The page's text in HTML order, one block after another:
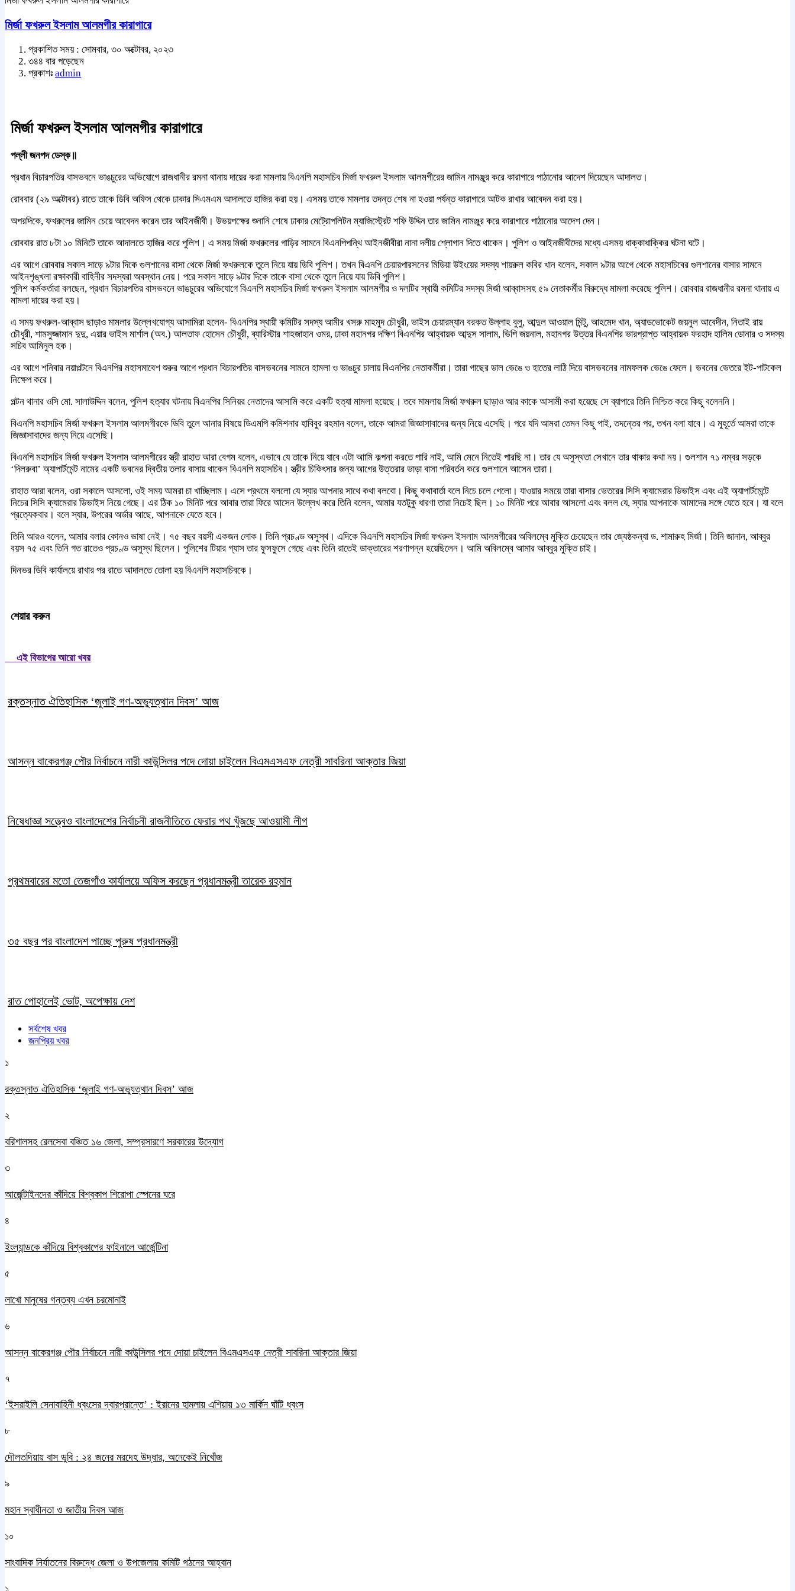
মির্জা ফখরুল ইসলাম আলমগীর কারাগারে
প্রকাশিত সময় : সোমবার, ৩০ অক্টোবর, ২০২৩
৩৪৪ বার পড়েছেন
প্রকাশঃ admin
মির্জা ফখরুল ইসলাম আলমগীর কারাগারে
পল্লী জনপদ ডেস্ক॥
প্রধান বিচারপতির বাসভবনে ভাঙচুরের অভিযোগে রাজধানীর রমনা থানায় দায়ের করা মামলায় বিএনপি মহাসচিব মির্জা ফখরুল ইসলাম আলমগীরের জামিন নামঞ্জুর করে কারাগারে পাঠানোর আদেশ দিয়েছেন আদালত।
রোববার (২৯ অক্টোবর) রাতে তাকে ডিবি অফিস থেকে ঢাকার সিএমএম আদালতে হাজির করা হয়। এসময় তাকে মামলার তদন্ত শেষ না হওয়া পর্যন্ত কারাগারে আটক রাখার আবেদন করা হয়।
অপরদিকে, ফখরুলের জামিন চেয়ে আবেদন করেন তার আইনজীবী। উভয়পক্ষের শুনানি শেষে ঢাকার মেট্রোপলিটন ম্যাজিস্ট্রেট শফি উদ্দিন তার জামিন নামঞ্জুর করে কারাগারে পাঠানোর আদেশ দেন।
রোববার রাত ৮টা ১০ মিনিটে তাকে আদালতে হাজির করে পুলিশ। এ সময় মির্জা ফখরুলের গাড়ির সামনে বিএনপিপন্থি আইনজীবীরা নানা দলীয় শ্লোগান দিতে থাকেন। পুলিশ ও আইনজীবীদের মধ্যে এসময় ধাক্কাধাক্কির ঘটনা ঘটে।
এর আগে রোববার সকাল সাড়ে ৯টার দিকে গুলশানের বাসা থেকে মির্জা ফখরুলকে তুলে নিয়ে যায় ডিবি পুলিশ। তখন বিএনপি চেয়ারপারসনের মিডিয়া উইংয়ের সদস্য শায়রুল কবির খান বলেন, সকাল ৯টার আগে থেকে মহাসচিবের গুলশানের বাসার সামনে
আইনশৃঙ্খলা রক্ষাকারী বাহিনীর সদস্যরা অবস্থান নেয়। পরে সকাল সাড়ে ৯টার দিকে তাকে বাসা থেকে তুলে নিয়ে যায় ডিবি পুলিশ।
পুলিশ কর্মকর্তারা বলছেন, প্রধান বিচারপতির বাসভবনে ভাঙচুরের অভিযোগে বিএনপি মহাসচিব মির্জা ফখরুল ইসলাম আলমগীর ও দলটির স্থায়ী কমিটির সদস্য মির্জা আব্বাসসহ ৫৯ নেতাকর্মীর বিরুদ্ধে মামলা করেছে পুলিশ। রোববার রাজধানীর রমনা থানায় এ
মামলা দায়ের করা হয়।
এ সময় ফখরুল-আব্বাস ছাড়াও মামলার উল্লেখযোগ্য আসামিরা হলেন- বিএনপির স্থায়ী কমিটির সদস্য আমীর খসরু মাহমুদ চৌধুরী, ভাইস চেয়ারম্যান বরকত উল্লাহ বুলু, আব্দুল আওয়াল মিন্টু, আহমেদ খান, অ্যাডভোকেট জয়নুল আবেদীন, নিতাই রায়
চৌধুরী, শামসুজ্জামান দুদু, এয়ার ভাইস মার্শাল (অব.) আলতাফ হোসেন চৌধুরী, ব্যারিস্টার শাহজাহান ওমর, ঢাকা মহানগর দক্ষিণ বিএনপির আহ্বায়ক আব্দুস সালাম, ভিপি জয়নাল, মহানগর উত্তর বিএনপির ভারপ্রাপ্ত আহ্বায়ক ফরহাদ হালিম ডোনার ও সদস্য
সচিব আমিনুল হক।
এর আগে শনিবার নয়াপল্টনে বিএনপির মহাসমাবেশ শুরুর আগে প্রধান বিচারপতির বাসভবনের সামনে হামলা ও ভাঙচুর চালায় বিএনপির নেতাকর্মীরা। তারা গাছের ডাল ভেঙে ও হাতের লাঠি দিয়ে বাসভবনের নামফলক ভেঙে ফেলে। ভবনের ভেতরে ইট-পাটকেল
নিক্ষেপ করে।
পল্টন থানার ওসি মো. সালাউদ্দিন বলেন, পুলিশ হত্যার ঘটনায় বিএনপির সিনিয়র নেতাদের আসামি করে একটি হত্যা মামলা হয়েছে। তবে মামলায় মির্জা ফখরুল ছাড়াও আর কাকে আসামী করা হয়েছে সে ব্যাপারে তিনি নিশ্চিত করে কিছু বলেননি।
বিএনপি মহাসচিব মির্জা ফখরুল ইসলাম আলমগীরকে ডিবি তুলে আনার বিষয়ে ডিএমপি কমিশনার হাবিবুর রহমান বলেন, তাকে আমরা জিজ্ঞাসাবাদের জন্য নিয়ে এসেছি। পরে যদি আমরা তেমন কিছু পাই, তদন্তের পর, তখন বলা যাবে। এ মুহূর্তে আমরা তাকে
জিজ্ঞাসাবাদের জন্য নিয়ে এসেছি।
বিএনপি মহাসচিব মির্জা ফখরুল ইসলাম আলমগীরের স্ত্রী রাহাত আরা বেগম বলেন, এভাবে যে তাকে নিয়ে যাবে এটা আামি কল্পনা করতে পারি নাই, আমি মেনে নিতেই পারছি না। তার যে অসুস্থতা সেখানে তার থাকার কথা নয়। গুলশান ৭১ নম্বর সড়কে
‘দিলরুবা’ অ্যাপার্টমেন্ট নামের একটি ভবনের দ্বিতীয় তলার বাসায় থাকেন বিএনপি মহাসচিব। স্ত্রীর চিকিৎসার জন্য আগের উত্তরার ভাড়া বাসা পরিবর্তন করে গুলশানে আসেন তারা।
রাহাত আরা বলেন, ওরা সকালে আসলো, ওই সময় আমরা চা খাচ্ছিলাম। এসে প্রথমে বললো যে স্যার আপনার সাথে কথা বলবো। কিছু কথাবার্তা বলে নিচে চলে গেলো। যাওয়ার সময়ে তারা বাসার ভেতরের সিসি ক্যামেরার ডিভাইস এবং এই অ্যাপার্টমেন্টে
নিচের সিসি ক্যামেরার ডিভাইস নিয়ে গেছে। এর ঠিক ১০ মিনিট পরে আবার তারা ফিরে আসেন উল্লেখ করে তিনি বলেন, আমার যতটুকু ধারণা তারা নিচেই ছিল। ১০ মিনিট পরে আবার আসলো এবং বলল যে, স্যার আপনাকে আমাদের সঙ্গে যেতে হবে। যা বলে
প্রত্যেকবার। বলে স্যার, উপরের অর্ডার আছে, আপনাকে যেতে হবে।
তিনি আরও বলেন, আমার বলার কোনও ভাষা নেই। ৭৫ বছর বয়সী একজন লোক। তিনি প্রচণ্ড অসুস্থ। এদিকে বিএনপি মহাসচিব মির্জা ফখরুল ইসলাম আলমগীরের অবিলম্বে মুক্তি চেয়েছেন তার জ্যেষ্ঠকন্যা ড. শামারুহ মির্জা। তিনি জানান, আব্বুর
বয়স ৭৫ এবং তিনি গত রাতেও প্রচণ্ড অসুস্থ ছিলেন। পুলিশের টিয়ার গ্যাস তার ফুসফুসে গেছে এবং তিনি রাতেই ডাক্তারের শরণাপন্ন হয়েছিলেন। আমি অবিলম্বে আমার আব্বুর মুক্তি চাই।
দিনভর ডিবি কার্যালয়ে রাখার পর রাতে আদালতে তোলা হয় বিএনপি মহাসচিবকে।
শেয়ার করুন
এই বিভাগের আরো খবর
রক্তস্নাত ঐতিহাসিক ‌‘জুলাই গণ-অভ্যুত্থান দিবস’ আজ
আসন্ন বাকেরগঞ্জ পৌর নির্বাচনে নারী কাউন্সিলর পদে দোয়া চাইলেন বিএমএসএফ নেত্রী সাবরিনা আক্তার জিয়া
নিষেধাজ্ঞা সত্ত্বেও বাংলাদেশের নির্বাচনী রাজনীতিতে ফেরার পথ খুঁজছে আওয়ামী লীগ
প্রথমবারের মতো তেজগাঁও কার্যালয়ে অফিস করছেন প্রধানমন্ত্রী তারেক রহমান
৩৫ বছর পর বাংলাদেশ পাচ্ছে পুরুষ প্রধানমন্ত্রী
রাত পোহালেই ভোট, অপেক্ষায় দেশ
সর্বশেষ খবর
জনপ্রিয় খবর
১
রক্তস্নাত ঐতিহাসিক ‌‘জুলাই গণ-অভ্যুত্থান দিবস’ আজ
২
বরিশালসহ রেলসেবা বঞ্চিত ১৬ জেলা, সম্প্রসারণে সরকারের উদ্যোগ
৩
আর্জেন্টাইনদের কাঁদিয়ে বিশ্বকাপ শিরোপা স্পেনের ঘরে
৪
ইংল্যান্ডকে কাঁদিয়ে বিশ্বকাপের ফাইনালে আর্জেন্টিনা
৫
লাখো মানুষের গন্তব্য এখন চরমোনাই
৬
আসন্ন বাকেরগঞ্জ পৌর নির্বাচনে নারী কাউন্সিলর পদে দোয়া চাইলেন বিএমএসএফ নেত্রী সাবরিনা আক্তার জিয়া
৭
‘ইসরাইলি সেনাবাহিনী ধ্বংসের দ্বারপ্রান্তে’ : ইরানের হামলায় এশিয়ায় ১৩ মার্কিন ঘাঁটি ধ্বংস
৮
দৌলতদিয়ায় বাস ডুবি : ২৪ জনের মরদেহ উদ্ধার, অনেকেই নিখোঁজ
৯
মহান স্বাধীনতা ও জাতীয় দিবস আজ
১০
সাংবাদিক নির্যাতনের বিরুদ্ধে জেলা ও উপজেলায় কমিটি গঠনের আহ্বান